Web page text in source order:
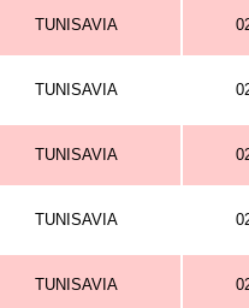
TUNISAVIA
TUNISAVIA
TUNISAVIA
TUNISAVIA
TUNISAVIA